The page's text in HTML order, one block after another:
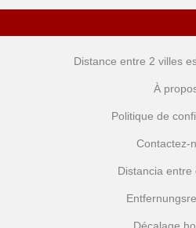
Distance entre 2 villes
À
Politique de
Contactez-
Distancia entre